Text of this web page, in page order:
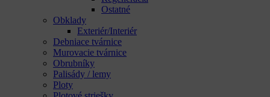
Ostatné
Obklady
Exteriér/Interiér
Debniace tvárnice
Murovacie tvárnice
Obrubníky
Palisády / lemy
Ploty